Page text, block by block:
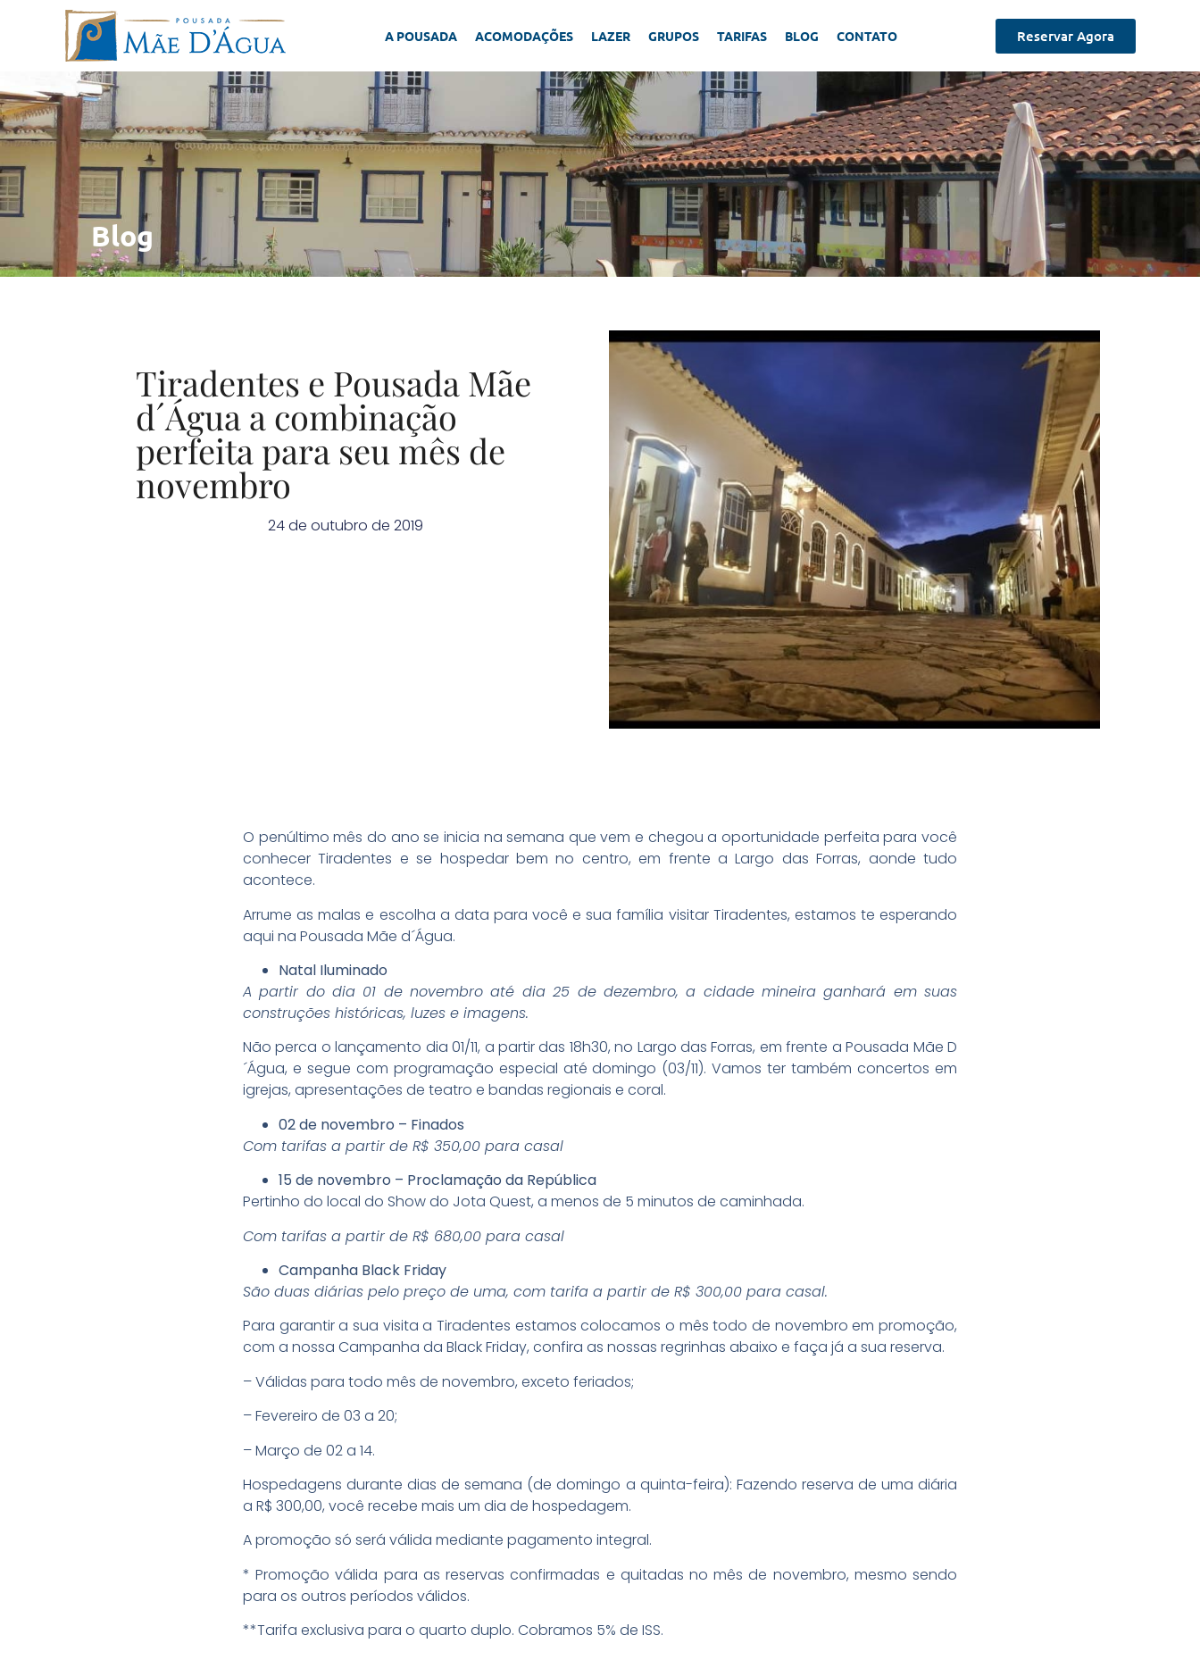
A POUSADA ACOMODAÇÕES LAZER GRUPOS TARIFAS BLOG CONTATO Reservar Agora
Blog
Tiradentes e Pousada Mãe
d´Água a combinação
perfeita para seu mês de
novembro
24 de outubro de 2019
O penúltimo mês do ano se inicia na semana que vem e chegou a oportunidade perfeita para você
conhecer Tiradentes e se hospedar bem no centro, em frente a Largo das Forras, aonde tudo
acontece.
Arrume as malas e escolha a data para você e sua família visitar Tiradentes, estamos te esperando
aqui na Pousada Mãe d´Água.
Natal Iluminado
A partir do dia 01 de novembro até dia 25 de dezembro, a cidade mineira ganhará em suas
construções históricas, luzes e imagens.
Não perca o lançamento dia 01/11, a partir das 18h30, no Largo das Forras, em frente a Pousada Mãe D
´Água, e segue com programação especial até domingo (03/11). Vamos ter também concertos em
igrejas, apresentações de teatro e bandas regionais e coral.
02 de novembro – Finados
Com tarifas a partir de R$ 350,00 para casal
15 de novembro – Proclamação da República
Pertinho do local do Show do Jota Quest, a menos de 5 minutos de caminhada.
Com tarifas a partir de R$ 680,00 para casal
Campanha Black Friday
São duas diárias pelo preço de uma, com tarifa a partir de R$ 300,00 para casal.
Para garantir a sua visita a Tiradentes estamos colocamos o mês todo de novembro em promoção,
com a nossa Campanha da Black Friday, confira as nossas regrinhas abaixo e faça já a sua reserva.
– Válidas para todo mês de novembro, exceto feriados;
– Fevereiro de 03 a 20;
– Março de 02 a 14.
Hospedagens durante dias de semana (de domingo a quinta-feira): Fazendo reserva de uma diária
a R$ 300,00, você recebe mais um dia de hospedagem.
A promoção só será válida mediante pagamento integral.
* Promoção válida para as reservas confirmadas e quitadas no mês de novembro, mesmo sendo
para os outros períodos válidos.
**Tarifa exclusiva para o quarto duplo. Cobramos 5% de ISS.